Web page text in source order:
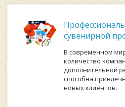
сувенирной
В современном
количество
дополнительной
способна
новых клиентов.